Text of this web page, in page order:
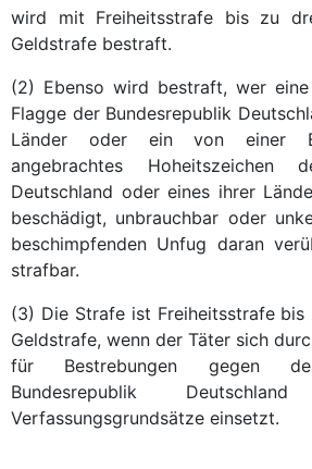
wird mit Freiheitsstrafe bis zu
Geldstrafe bestraft.
(2) Ebenso wird bestraft, wer
Flagge der Bundesrepublik
Länder oder ein von einer
angebrachtes Hoheitszeichen
Deutschland oder eines ihrer
beschädigt, unbrauchbar oder
beschimpfenden Unfug daran
strafbar.
(3) Die Strafe ist Freiheitsstrafe
Geldstrafe, wenn der Täter sich
für Bestrebungen gegen
Bundesrepublik
Verfassungsgrundsätze einsetzt.